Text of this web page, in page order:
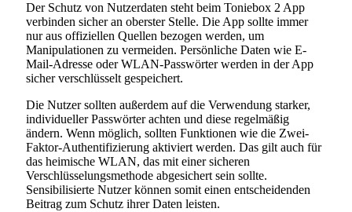
Der Schutz von Nutzerdaten steht beim Toniebox 2 App
verbinden sicher an oberster Stelle. Die App sollte immer
nur aus offiziellen Quellen bezogen werden, um
Manipulationen zu vermeiden. Persönliche Daten wie E-
Mail-Adresse oder WLAN-Passwörter werden in der App
sicher verschlüsselt gespeichert.
Die Nutzer sollten außerdem auf die Verwendung starker,
individueller Passwörter achten und diese regelmäßig
ändern. Wenn möglich, sollten Funktionen wie die Zwei-
Faktor-Authentifizierung aktiviert werden. Das gilt auch für
das heimische WLAN, das mit einer sicheren
Verschlüsselungsmethode abgesichert sein sollte.
Sensibilisierte Nutzer können somit einen entscheidenden
Beitrag zum Schutz ihrer Daten leisten.